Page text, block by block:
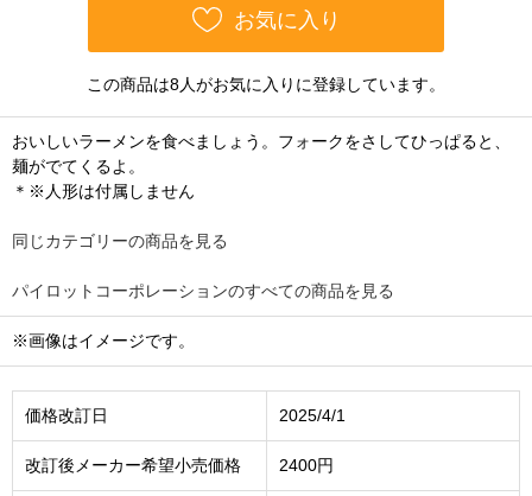
お気に入り
この商品は8人がお気に入りに登録しています。
おいしいラーメンを食べましょう。フォークをさしてひっぱると、
麺がでてくるよ。
＊※人形は付属しません
同じカテゴリーの商品を見る
パイロットコーポレーションのすべての商品を見る
※画像はイメージです。
価格改訂日 2025/4/1
改訂後メーカー希望小売価格 2400円